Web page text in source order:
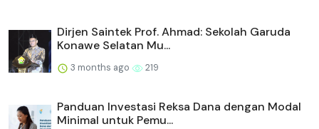
Dirjen Saintek Prof. Ahmad: Sekolah Garuda
Konawe Selatan Mu...
3 months ago 219
Panduan Investasi Reksa Dana dengan Modal
Minimal untuk Pemu...